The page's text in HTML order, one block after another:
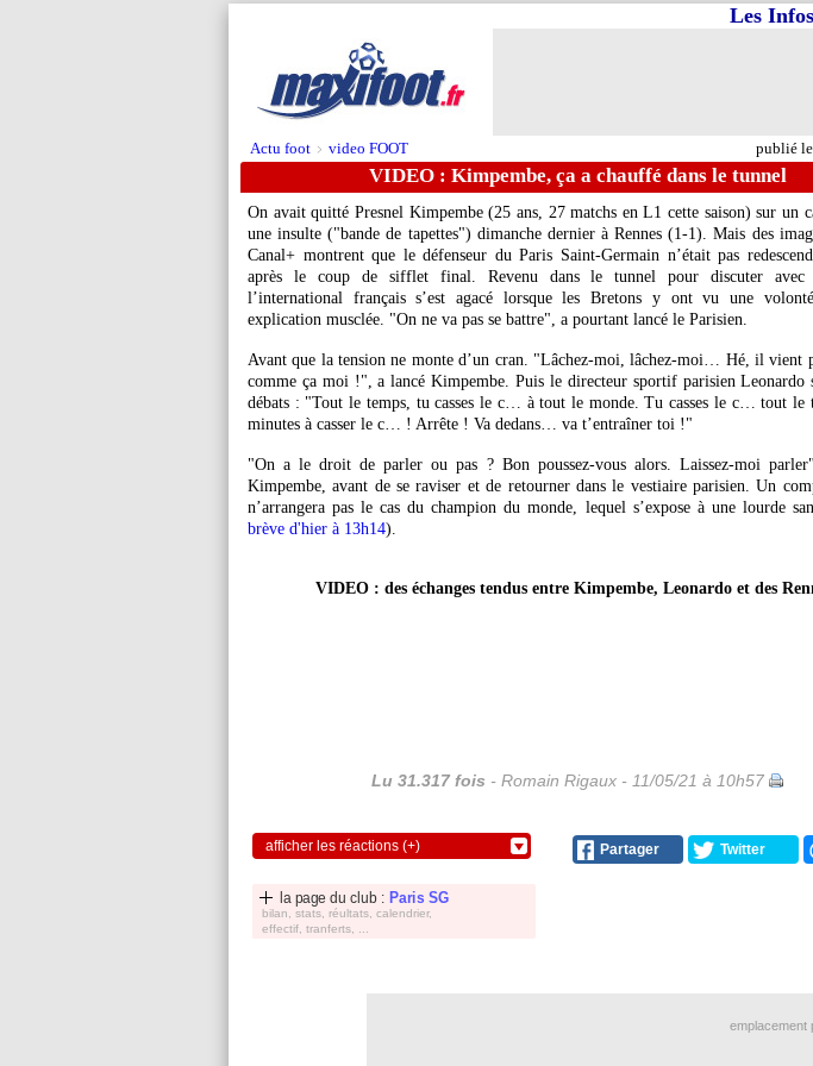
Actu foot > video FOOT publié le
Les
VIDEO : Kimpembe, ça a chauffé dans le tunnel
On avait quitté Presnel Kimpembe (25 ans, 27 matchs en L1 cette saison) sur un
une insulte ("bande de tapettes") dimanche dernier à Rennes (1-1). Mais des
Canal+ montrent que le défenseur du Paris Saint-Germain n’était pas
après le coup de sifflet final. Revenu dans le tunnel pour discuter avec
l’international français s’est agacé lorsque les Bretons y ont vu une
explication musclée. "On ne va pas se battre", a pourtant lancé le Parisien.
Avant que la tension ne monte d’un cran. "Lâchez-moi, lâchez-moi… Hé, il vient
comme ça moi !", a lancé Kimpembe. Puis le directeur sportif parisien Leonardo
débats : "Tout le temps, tu casses le c… à tout le monde. Tu casses le c… tout le
minutes à casser le c… ! Arrête ! Va dedans… va t’entraîner toi !"
"On a le droit de parler ou pas ? Bon poussez-vous alors. Laissez-moi
Kimpembe, avant de se raviser et de retourner dans le vestiaire parisien. Un
n’arrangera pas le cas du champion du monde, lequel s’expose à une lourde
brève d'hier à 13h14).
VIDEO : des échanges tendus entre Kimpembe, Leonardo et des
Lu 31.317 fois - Romain Rigaux - 11/05/21 à 10h57
afficher les réactions (+) Partager Twitter
la page du club : Paris SG
bilan, stats, réultats, calendrier,
effectif, tranferts, ...
emplacement